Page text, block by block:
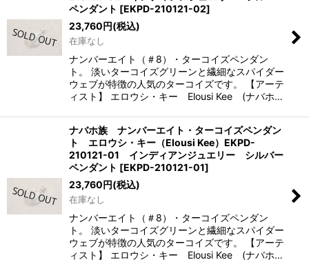
ペンダント [EKPD-210121-02]
23,760円(税込)
在庫なし
ナンバーエイト（＃8）・ターコイズペンダン
ト。 淡いターコイズグリーンと繊細なスパイダー
ウェブが特徴の人気のターコイズです。 【アーテ
ィスト】 エロウシ・キー Elousi Kee (ナバホ…
ナバホ族 ナンバーエイト・ターコイズペンダン
ト エロウシ・キー（Elousi Kee）EKPD-
210121-01 インディアンジュエリー シルバー
ペンダント [EKPD-210121-01]
23,760円(税込)
在庫なし
ナンバーエイト（＃8）・ターコイズペンダン
ト。 淡いターコイズグリーンと繊細なスパイダー
ウェブが特徴の人気のターコイズです。 【アーテ
ィスト】 エロウシ・キー Elousi Kee (ナバホ…